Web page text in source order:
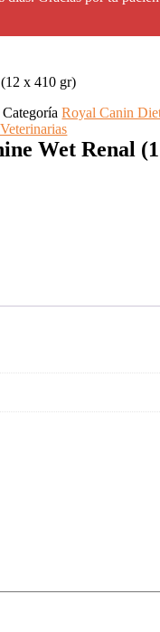
x 410 gr)
Categoría Royal Canin
Wet Renal